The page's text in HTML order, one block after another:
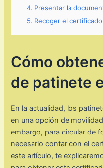
4. Presentar la
5. Recoger el certificado
Cómo
de patinete
En la actualidad, los
en una opción de
embargo, para circular de
necesario contar con el
este artículo, te